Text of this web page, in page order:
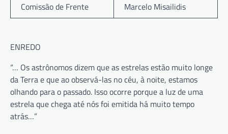
Comissão de Frente
Marcelo Misailidis
ENREDO
“… Os astrônomos dizem que as estrelas estão muito longe
da Terra e que ao observá-las no céu, à noite, estamos
olhando para o passado. Isso ocorre porque a luz de uma
estrela que chega até nós foi emitida há muito tempo
atrás…”